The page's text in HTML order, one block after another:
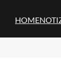
HOME